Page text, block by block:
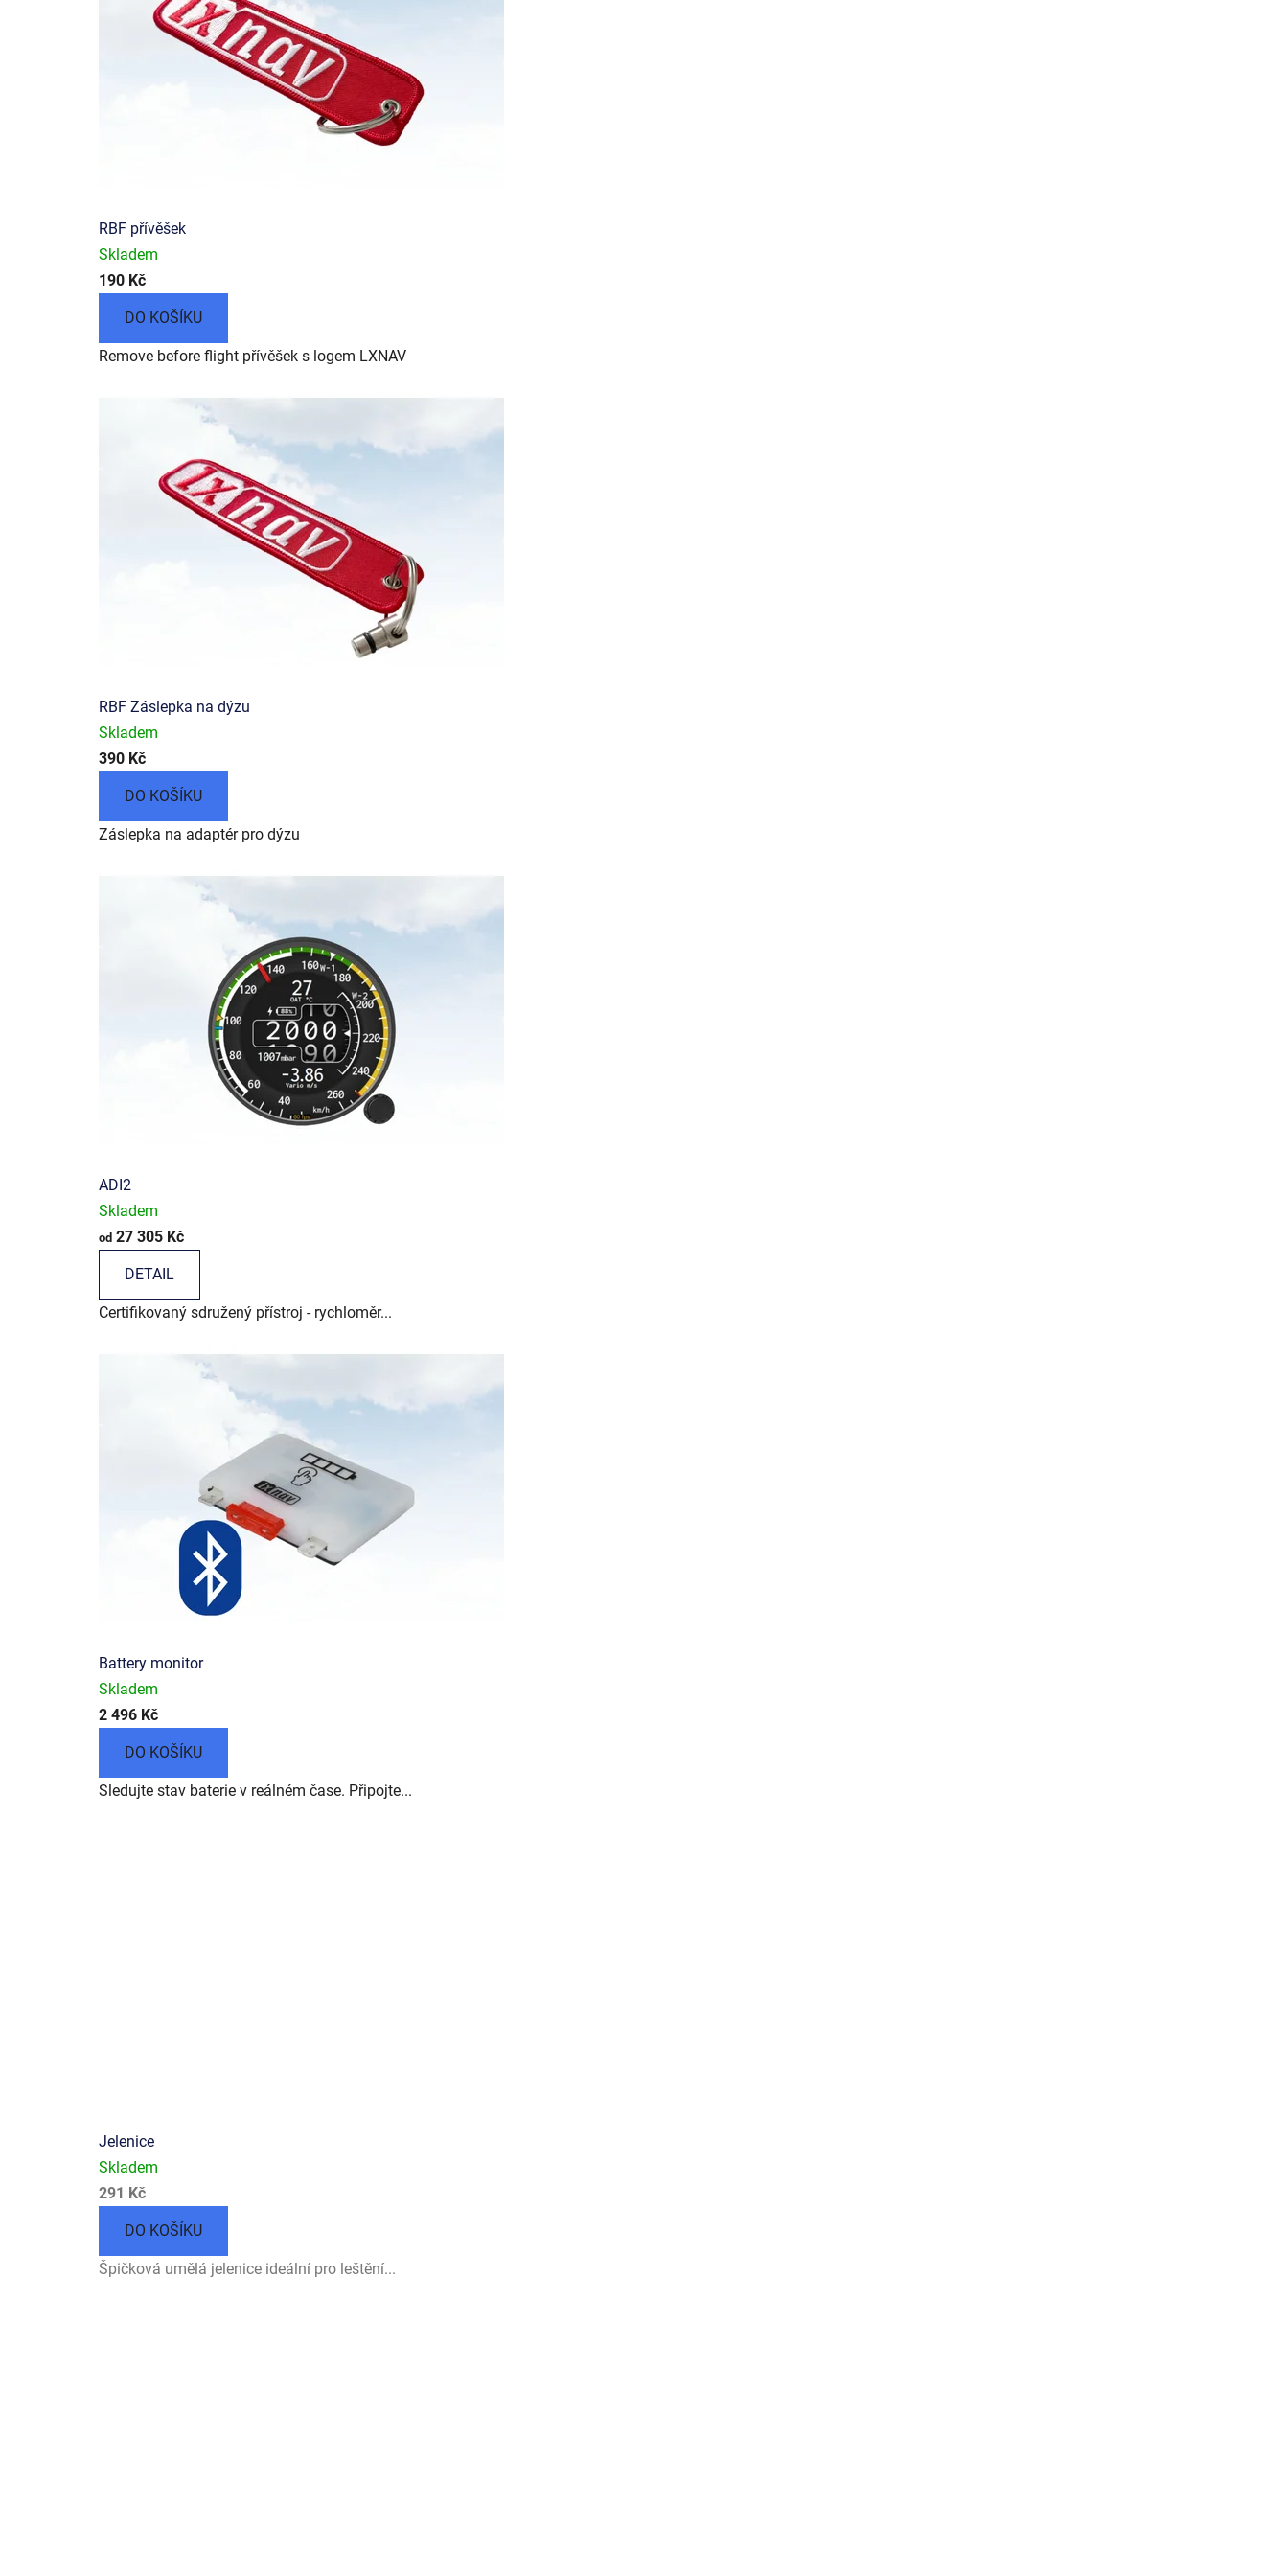
RBF přívěšek
Skladem
190 Kč
DO KOŠÍKU
Remove before flight přívěšek s logem LXNAV
RBF Záslepka na dýzu
Skladem
390 Kč
DO KOŠÍKU
Záslepka na adaptér pro dýzu
ADI2
Skladem
od 27 305 Kč
DETAIL
Certifikovaný sdružený přístroj - rychloměr...
Battery monitor
Skladem
2 496 Kč
DO KOŠÍKU
Sledujte stav baterie v reálném čase. Připojte...
Jelenice
Skladem
291 Kč
DO KOŠÍKU
Špičková umělá jelenice ideální pro leštění...